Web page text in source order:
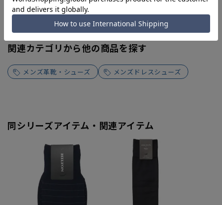
関連カテゴリから他の商品を探す
メンズ革靴・シューズ メンズドレスシューズ
同シリーズアイテム・関連アイテム